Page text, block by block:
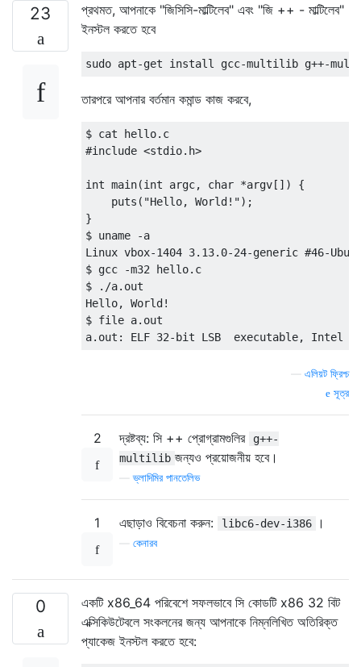
23
প্রথমত, আপনাকে "জিসিসি-মাল্টিলেব" এবং "জি ++ - মাল্টিলেব"
ইনস্টল করতে হবে
তারপরে আপনার বর্তমান কমান্ড কাজ করবে,
$ cat hello.c
#include <stdio.h>
int main(int argc, char *argv[]) {
    puts("Hello, World!");
}
$ uname -a
Linux vbox-1404 3.13.0-24-generic #46-
$ gcc -m32 hello.c
$ ./a.out
Hello, World!
$ file a.out
এলিয়ট ফ্রিশ্চ
সূত্র
2 দ্রষ্টব্য: সি ++ প্রোগ্রামগুলির
g++-
multilib জন্যও প্রয়োজনীয় হবে।
—ভ্লাদিমির পানতেলিভ
1 এছাড়াও বিবেচনা করুন: libc6-dev-i386 ।
কেনারব
0
একটি x86_64 পরিবেশে সফলভাবে সি কোডটি x86 32 বিট
এক্সিকিউটেবলে সংকলনের জন্য আপনাকে নিম্নলিখিত অতিরিক্ত
প্যাকেজ ইনস্টল করতে হবে: